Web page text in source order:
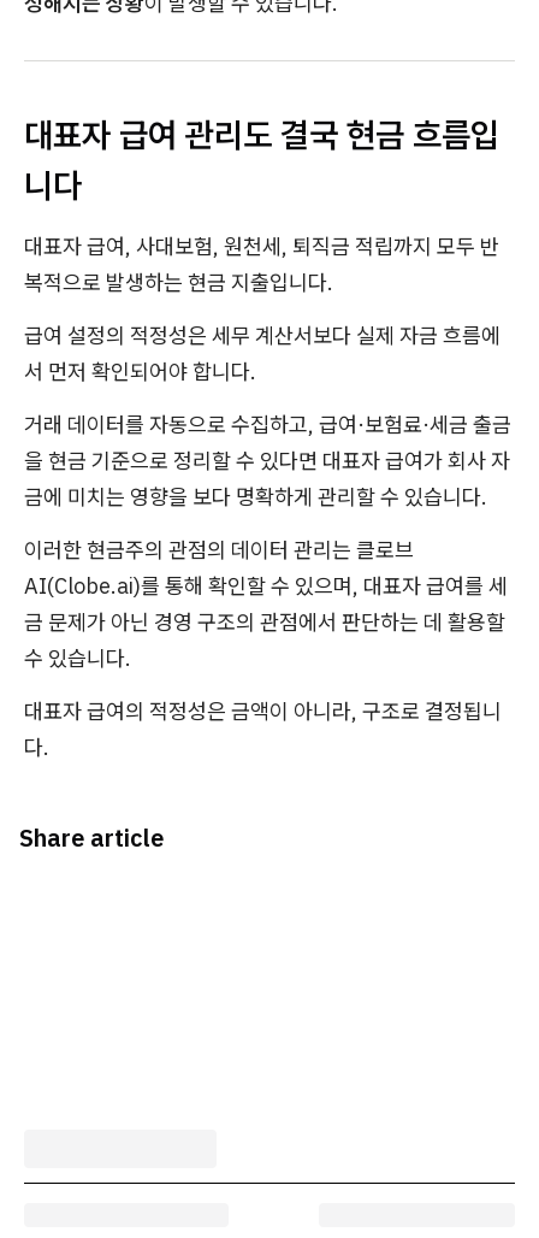
대표자 급여 관리도 결국 현금 흐름입
니다
대표자 급여, 사대보험, 원천세, 퇴직금 적립까지 모두 반
복적으로 발생하는 현금 지출입니다.
급여 설정의 적정성은 세무 계산서보다 실제 자금 흐름에
서 먼저 확인되어야 합니다.
거래 데이터를 자동으로 수집하고, 급여·보험료·세금 출금
을 현금 기준으로 정리할 수 있다면 대표자 급여가 회사 자
금에 미치는 영향을 보다 명확하게 관리할 수 있습니다.
이러한 현금주의 관점의 데이터 관리는 클로브
AI(Clobe.ai)를 통해 확인할 수 있으며, 대표자 급여를 세
금 문제가 아닌 경영 구조의 관점에서 판단하는 데 활용할
수 있습니다.
대표자 급여의 적정성은 금액이 아니라, 구조로 결정됩니
다.
Share article